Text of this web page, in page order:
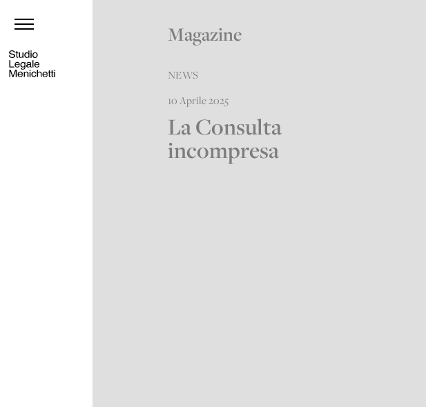
Magazine
NEWS
10 Aprile 2025
La Consulta
incompresa